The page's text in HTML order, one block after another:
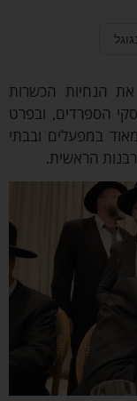
הנחיות הכשרות
הספרדים, ובפרט
במפעלים ובבתי
הראשית.